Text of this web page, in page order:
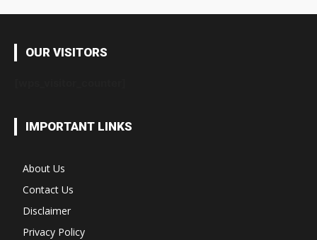
OUR VISITORS
IMPORTANT LINKS
About Us
Contact Us
Disclaimer
Privacy Policy